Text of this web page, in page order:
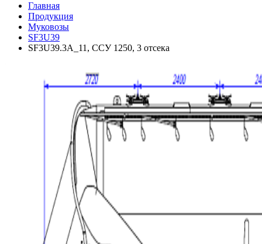
Главная
Продукция
Муковозы
SF3U39
SF3U39.3A_11, ССУ 1250, 3 отсека